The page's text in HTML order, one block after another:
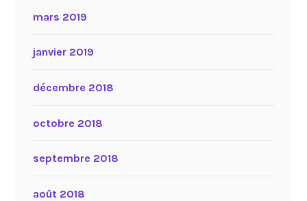
mars 2019
janvier 2019
décembre 2018
octobre 2018
septembre 2018
août 2018